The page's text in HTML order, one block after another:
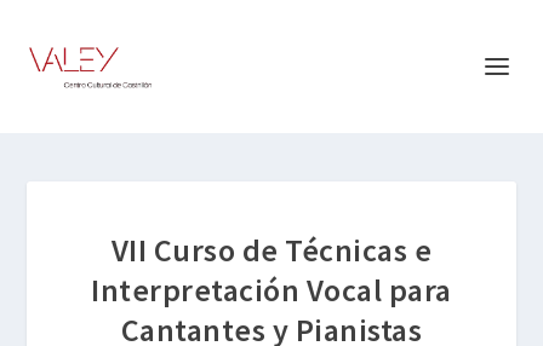
VII Curso de Técnicas e
Interpretación Vocal para
Cantantes y Pianistas